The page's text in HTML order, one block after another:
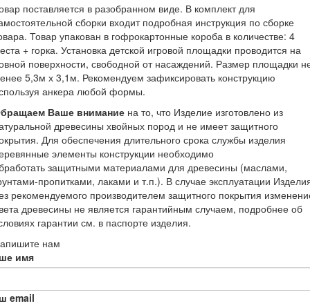
поставляется в разобранном виде. В комплект для
сборки входит подробная инструкция по сборке
Товар упакован в гофрокартонные короба в количестве: 4
+ горка. Установка детской игровой площадки проводится на
поверхности, свободной от насаждений. Размер площадки
5,3м х 3,1м. Рекомендуем зафиксировать конструкцию
анкера любой формы.
Ваше внимание на то, что Изделие изготовлено из
древесины хвойных пород и не имеет защитного
Для обеспечения длительного срока службы изделия
элементы конструкции необходимо
защитными материалами для древесины (маслами,
пропитками, лаками и т.п.). В случае эксплуатации
рекомендуемого производителем защитного покрытия
древесины не является гарантийным случаем, подробнее об
гарантии см. в паспорте изделия.
нам
имя
email